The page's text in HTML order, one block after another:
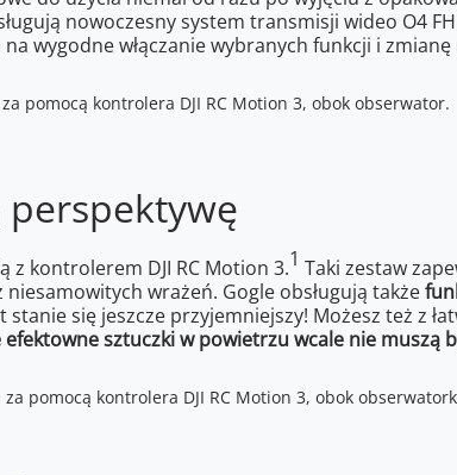
nowoczesny system transmisji wideo O4
wygodne włączanie wybranych funkcji i
z kontrolerem DJI RC Motion 3.1 Taki zestaw
wrażeń. Gogle obsługują także
się jeszcze przyjemniejszy! Możesz też z
efektowne sztuczki w powietrzu wcale nie muszą